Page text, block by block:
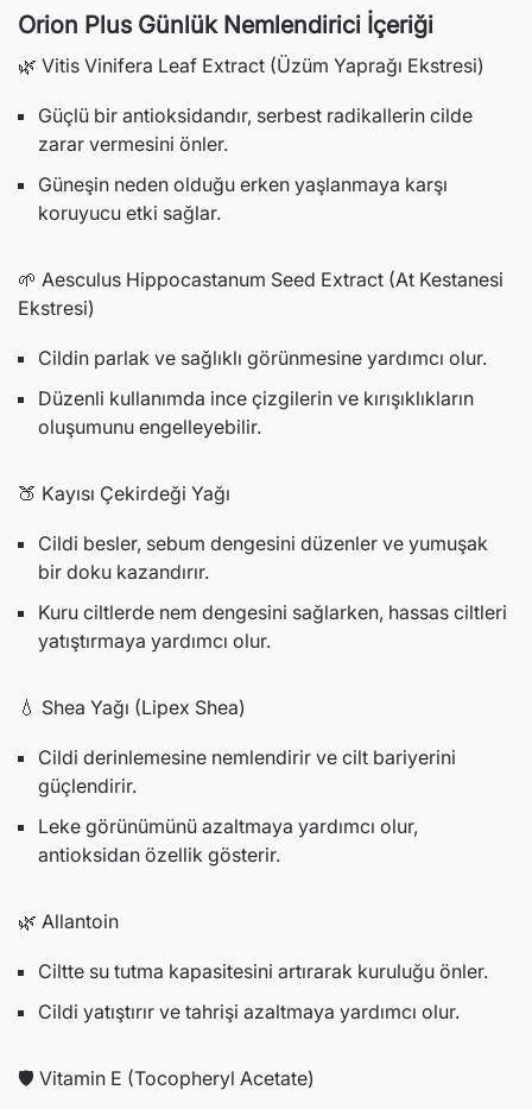
Orion Plus Günlük Nemlendirici İçeriği
🌿 Vitis Vinifera Leaf Extract (Üzüm Yaprağı Ekstresi)
Güçlü bir antioksidandır, serbest radikallerin cilde
zarar vermesini önler.
Güneşin neden olduğu erken yaşlanmaya karşı
koruyucu etki sağlar.
🌱 Aesculus Hippocastanum Seed Extract (At Kestanesi
Ekstresi)
Cildin parlak ve sağlıklı görünmesine yardımcı olur.
Düzenli kullanımda ince çizgilerin ve kırışıklıkların
oluşumunu engelleyebilir.
🍑 Kayısı Çekirdeği Yağı
Cildi besler, sebum dengesini düzenler ve yumuşak
bir doku kazandırır.
Kuru ciltlerde nem dengesini sağlarken, hassas ciltleri
yatıştırmaya yardımcı olur.
💧 Shea Yağı (Lipex Shea)
Cildi derinlemesine nemlendirir ve cilt bariyerini
güçlendirir.
Leke görünümünü azaltmaya yardımcı olur,
antioksidan özellik gösterir.
🌿 Allantoin
Ciltte su tutma kapasitesini artırarak kuruluğu önler.
Cildi yatıştırır ve tahrişi azaltmaya yardımcı olur.
🛡️ Vitamin E (Tocopheryl Acetate)
Ücretsiz İade
Sitemizde aldığınız ürünleri kullanmamış olmak
İade koşulları çerçevesinde, siparişinizi size ulaştığı
Ozonlabs'a ait faturası ile birlikte gönderebilirsiniz.
Bu işlem öncesinde "info@ozonlabs.com" e-posta
İade etmek istediğiniz ürünü eksiksiz, kullanılmamış,
ambalajı açılmamış ve hasar görmemiş
Ürünü iade etmeden önce Ozonlabs Türkiye ekibi ile